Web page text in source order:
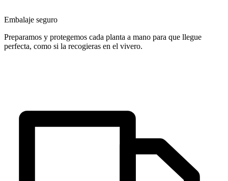
Embalaje seguro
Preparamos y protegemos cada planta a mano para que llegue
perfecta, como si la recogieras en el vivero.